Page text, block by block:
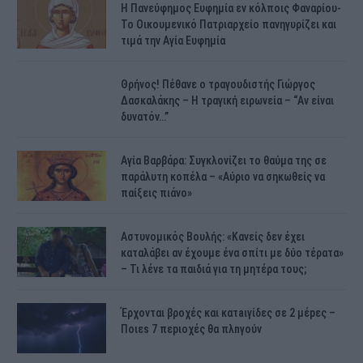
H Πανεύφημος Ευφημία εν κόλποις Φαναρίου-
Το Οικουμενικό Πατριαρχείο πανηγυρίζει και
τιμά την Αγία Ευφημία
Θρήνος! Πέθανε ο τραγουδιστής Γιώργος
Δασκαλάκης – Η τραγική ειρωνεία – “Αν είναι
δυνατόν…”
Αγία Βαρβάρα: Συγκλονίζει το θαύμα της σε
παράλυτη κοπέλα – «Αύριο να σηκωθείς να
παίξεις πιάνο»
Αστυνομικός Bουλής: «Κανείς δεν έχει
καταλάβει αν έχουμε ένα σπίτι με δύο τέρατα»
– Τι λένε τα παιδιά για τη μητέρα τους;
Έρχονται βροχές και κατaιγίδες σε 2 μέpες –
Ποιεs 7 πεpιοχές θα πλnγούν